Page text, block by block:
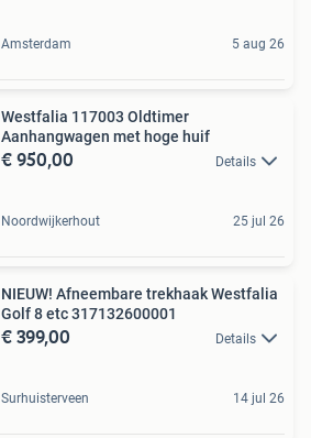
Amsterdam 5 aug 26
Westfalia 117003 Oldtimer
Aanhangwagen met hoge huif
€ 950,00 Details
Noordwijkerhout 25 jul 26
NIEUW! Afneembare trekhaak Westfalia
Golf 8 etc 317132600001
€ 399,00 Details
Surhuisterveen 14 jul 26